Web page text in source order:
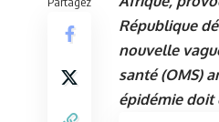
République
nouvelle
santé (OMS)
épidémie doit